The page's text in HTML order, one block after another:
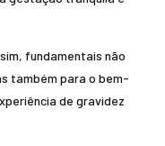
fundamentais não
também para o bem-
de gravidez